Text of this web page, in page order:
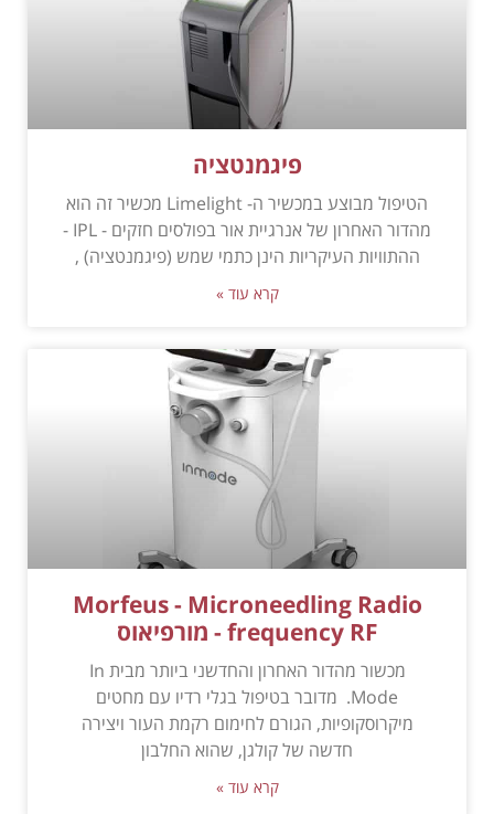
פיגמנטציה
הטיפול מבוצע במכשיר ה- Limelight מכשיר זה הוא
מהדור האחרון של אנרגיית אור בפולסים חזקים - IPL -
ההתוויות העיקריות הינן כתמי שמש (פיגמנטציה) ,
קרא עוד »
Morfeus - Microneedling Radio
frequency RF - מורפיאוס
מכשור מהדור האחרון והחדשני ביותר מבית In
Mode. מדובר בטיפול בגלי רדיו עם מחטים
מיקרוסקופיות, הגורם לחימום רקמת העור ויצירה
חדשה של קולגן, שהוא החלבון
קרא עוד »